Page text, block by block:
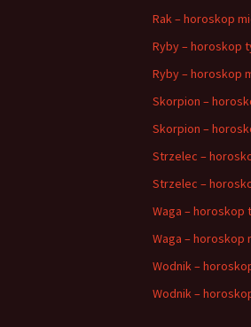
Rak – horoskop
Ryby – horoskop
Ryby – horoskop
Skorpion –
Skorpion –
Strzelec –
Strzelec –
Waga – horoskop
Waga – horoskop
Wodnik –
Wodnik –